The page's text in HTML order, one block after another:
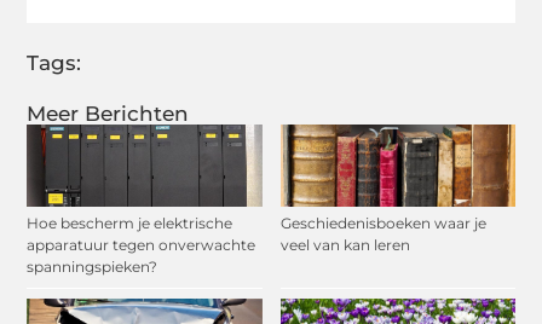
Meer Berichten
Hoe bescherm je elektrische
apparatuur tegen onverwachte
spanningspieken?
Geschiedenisboeken waar je
veel van kan leren
Tags: